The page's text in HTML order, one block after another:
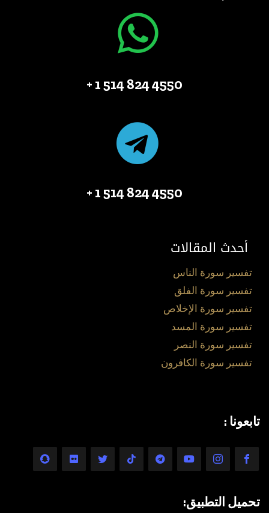
4550 824 514 1 +
4550 824 514 1 +
أحدث المقالات
تفسير سورة الناس
تفسير سورة الفلق
تفسير سورة الإخلاص
تفسير سورة المسد
تفسير سورة النصر
تفسير سورة الكافرون
تابعونا :
تحميل التطبيق: